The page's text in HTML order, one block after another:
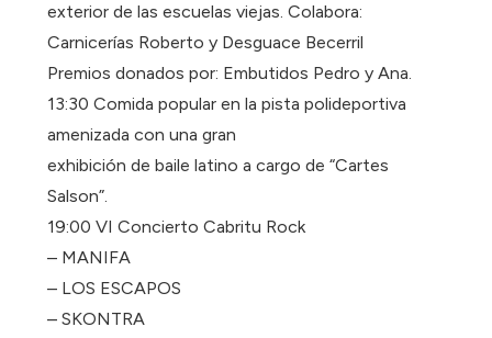
exterior de las escuelas viejas. Colabora:
Carnicerías Roberto y Desguace Becerril
Premios donados por: Embutidos Pedro y Ana.
13:30 Comida popular en la pista polideportiva
amenizada con una gran
exhibición de baile latino a cargo de “Cartes
Salson”.
19:00 VI Concierto Cabritu Rock
– MANIFA
– LOS ESCAPOS
– SKONTRA